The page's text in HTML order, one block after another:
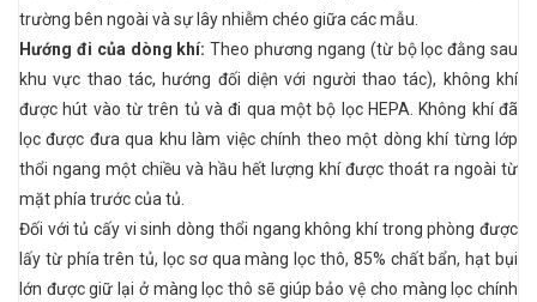
trường bên ngoài và sự lây nhiễm chéo giữa các mẫu.
Hướng đi của dòng khí: Theo phương ngang (từ bộ lọc đằng sau
khu vực thao tác, hướng đối diện với người thao tác), không khí
được hút vào từ trên tủ và đi qua một bộ lọc HEPA. Không khí đã
lọc được đưa qua khu làm việc chính theo một dòng khí từng lớp
thổi ngang một chiều và hầu hết lượng khí được thoát ra ngoài từ
mặt phía trước của tủ.
Đối với tủ cấy vi sinh dòng thổi ngang không khí trong phòng được
lấy từ phía trên tủ, lọc sơ qua màng lọc thô, 85% chất bẩn, hạt bụi
lớn được giữ lại ở màng lọc thô sẽ giúp bảo vệ cho màng lọc chính